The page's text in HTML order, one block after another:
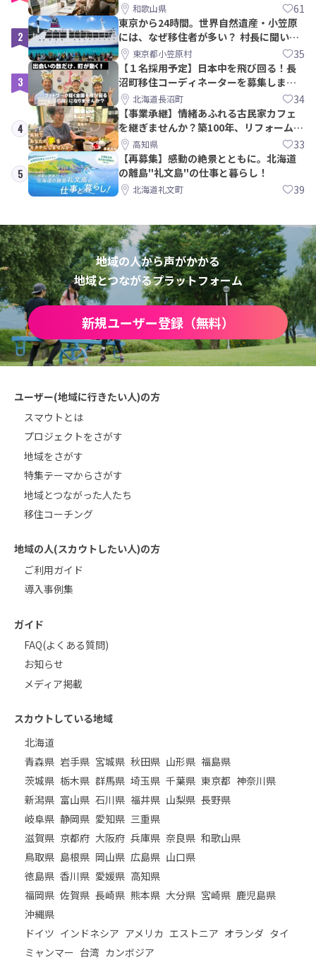
和歌山県 61
2
東京から24時間。世界自然遺産・小笠原
には、なぜ移住者が多い？ 村長に聞いて
みた東京都小笠原村 35
3
【１名採用予定】日本中を飛び回る！長
沼町移住コーディネーターを募集しま
す！北海道長沼町 34
4
【事業承継】情緒あふれる古民家カフェ
を継ぎませんか？築100年、リフォームか
ら約10年！
高知県 33
5
【再募集】感動の絶景とともに。北海道
の離島"礼文島"の仕事と暮らし！
北海道礼文町 39
地域の人から声がかかる
地域とつながるプラットフォーム
新規ユーザー登録（無料）
ユーザー(地域に行きたい人)の方
スマウトとは
プロジェクトをさがす
地域をさがす
特集テーマからさがす
地域とつながった人たち
移住コーチング
地域の人(スカウトしたい人)の方
ご利用ガイド
導入事例集
ガイド
FAQ(よくある質問)
お知らせ
メディア掲載
スカウトしている地域
北海道
青森県 岩手県 宮城県 秋田県 山形県 福島県
茨城県 栃木県 群馬県 埼玉県 千葉県 東京都 神奈川県
新潟県 富山県 石川県 福井県 山梨県 長野県
岐阜県 静岡県 愛知県 三重県
滋賀県 京都府 大阪府 兵庫県 奈良県 和歌山県
鳥取県 島根県 岡山県 広島県 山口県
徳島県 香川県 愛媛県 高知県
福岡県 佐賀県 長崎県 熊本県 大分県 宮崎県 鹿児島県
沖縄県
ドイツ インドネシア アメリカ エストニア オランダ タイ
ミャンマー 台湾 カンボジア